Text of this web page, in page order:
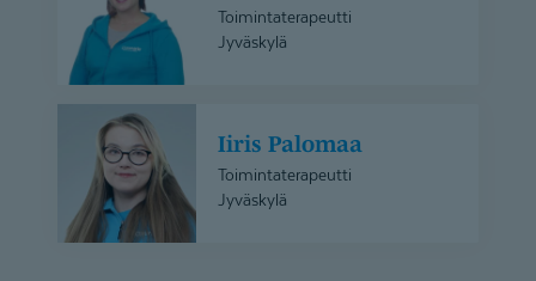
Toimintaterapeutti
Jyväskylä
Palomaa
Iiris Palomaa
Toimintaterapeutti
Jyväskylä